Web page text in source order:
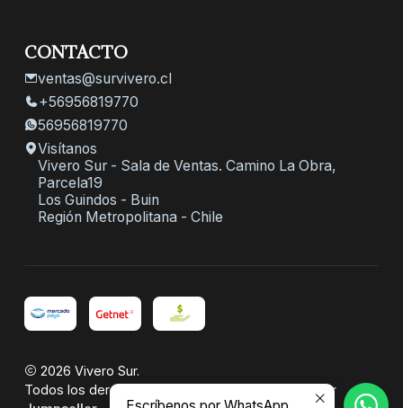
CONTACTO
ventas@survivero.cl
+56956819770
56956819770
Visítanos
Vivero Sur - Sala de Ventas. Camino La Obra,
Parcela19
Los Guindos - Buin
Región Metropolitana - Chile
2026 Vivero Sur.
Todos los derechos reservados.
Desarrollado por